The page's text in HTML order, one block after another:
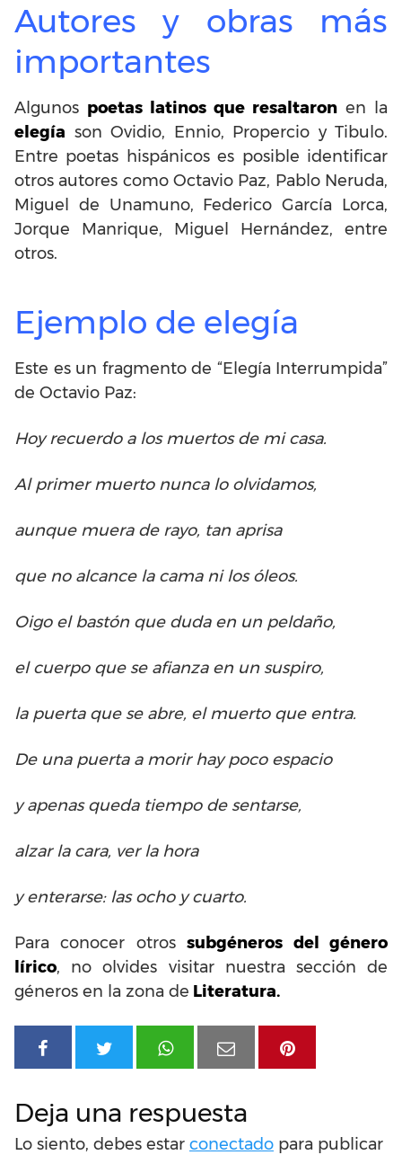
Autores y obras más
importantes
Algunos poetas latinos que resaltaron en la
elegía son Ovidio, Ennio, Propercio y Tibulo.
Entre poetas hispánicos es posible identificar
otros autores como Octavio Paz, Pablo Neruda,
Miguel de Unamuno, Federico García Lorca,
Jorque Manrique, Miguel Hernández, entre
otros.
Ejemplo de elegía
Este es un fragmento de “Elegía Interrumpida”
de Octavio Paz:
Hoy recuerdo a los muertos de mi casa.
Al primer muerto nunca lo olvidamos,
aunque muera de rayo, tan aprisa
que no alcance la cama ni los óleos.
Oigo el bastón que duda en un peldaño,
el cuerpo que se afianza en un suspiro,
la puerta que se abre, el muerto que entra.
De una puerta a morir hay poco espacio
y apenas queda tiempo de sentarse,
alzar la cara, ver la hora
y enterarse: las ocho y cuarto.
Para conocer otrossubgéneros del género
lírico, no olvides visitar nuestra sección de
géneros en la zona de Literatura.
Deja una respuesta
Lo siento, debes estar conectado para publicar